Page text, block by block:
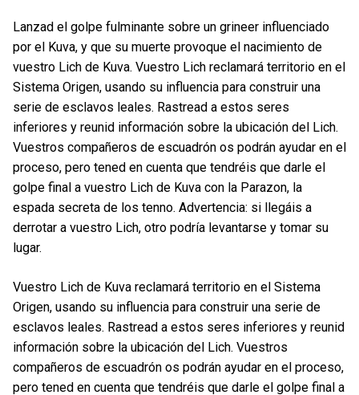
Lanzad el golpe fulminante sobre un grineer influenciado
por el Kuva, y que su muerte provoque el nacimiento de
vuestro Lich de Kuva. Vuestro Lich reclamará territorio en el
Sistema Origen, usando su influencia para construir una
serie de esclavos leales. Rastread a estos seres
inferiores y reunid información sobre la ubicación del Lich.
Vuestros compañeros de escuadrón os podrán ayudar en el
proceso, pero tened en cuenta que tendréis que darle el
golpe final a vuestro Lich de Kuva con la Parazon, la
espada secreta de los tenno. Advertencia: si llegáis a
derrotar a vuestro Lich, otro podría levantarse y tomar su
lugar.
Vuestro Lich de Kuva reclamará territorio en el Sistema
Origen, usando su influencia para construir una serie de
esclavos leales. Rastread a estos seres inferiores y reunid
información sobre la ubicación del Lich. Vuestros
compañeros de escuadrón os podrán ayudar en el proceso,
pero tened en cuenta que tendréis que darle el golpe final a